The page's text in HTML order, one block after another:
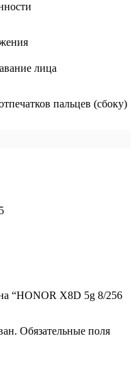
лица
пальцев (сбоку)
“HONOR X8D 5g 8/256
Обязательные поля